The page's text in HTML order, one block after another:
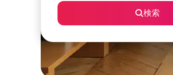
検索